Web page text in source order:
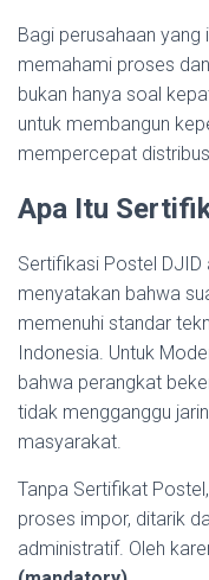
Bagi perusahaan
memahami proses
bukan hanya soal
untuk membangun
mempercepat
Apa Itu
Sertifikasi Postel DJID
menyatakan bahwa
memenuhi standar
Indonesia. Untuk
bahwa perangkat
tidak mengganggu
masyarakat.
Tanpa Sertifikat
proses impor, ditarik
administratif. Oleh